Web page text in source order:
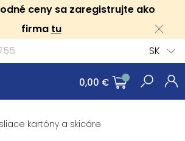
ceny sa zaregistrujte ako
firma tu
SK
0,00 €
kartóny a skicáre